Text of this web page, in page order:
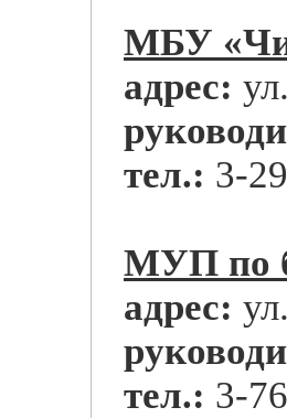
МБУ
адрес:
тел.: 3-
МУП по
адрес:
тел.: 3-